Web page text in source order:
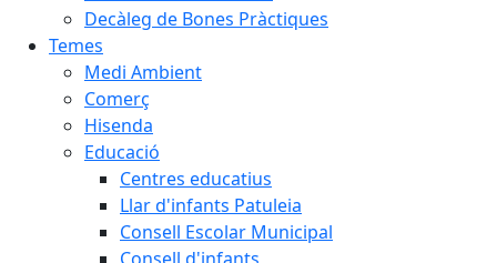
Decàleg de Bones Pràctiques
Temes
Medi Ambient
Comerç
Hisenda
Educació
Centres educatius
Llar d'infants Patuleia
Consell Escolar Municipal